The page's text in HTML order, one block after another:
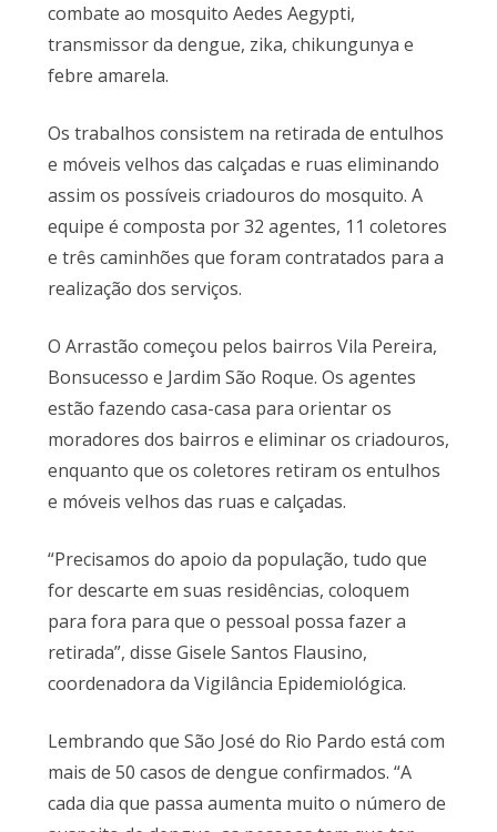
combate ao mosquito Aedes Aegypti,
transmissor da dengue, zika, chikungunya e
febre amarela.
Os trabalhos consistem na retirada de entulhos
e móveis velhos das calçadas e ruas eliminando
assim os possíveis criadouros do mosquito. A
equipe é composta por 32 agentes, 11 coletores
e três caminhões que foram contratados para a
realização dos serviços.
O Arrastão começou pelos bairros Vila Pereira,
Bonsucesso e Jardim São Roque. Os agentes
estão fazendo casa-casa para orientar os
moradores dos bairros e eliminar os criadouros,
enquanto que os coletores retiram os entulhos
e móveis velhos das ruas e calçadas.
“Precisamos do apoio da população, tudo que
for descarte em suas residências, coloquem
para fora para que o pessoal possa fazer a
retirada”, disse Gisele Santos Flausino,
coordenadora da Vigilância Epidemiológica.
Lembrando que São José do Rio Pardo está com
mais de 50 casos de dengue confirmados. “A
cada dia que passa aumenta muito o número de